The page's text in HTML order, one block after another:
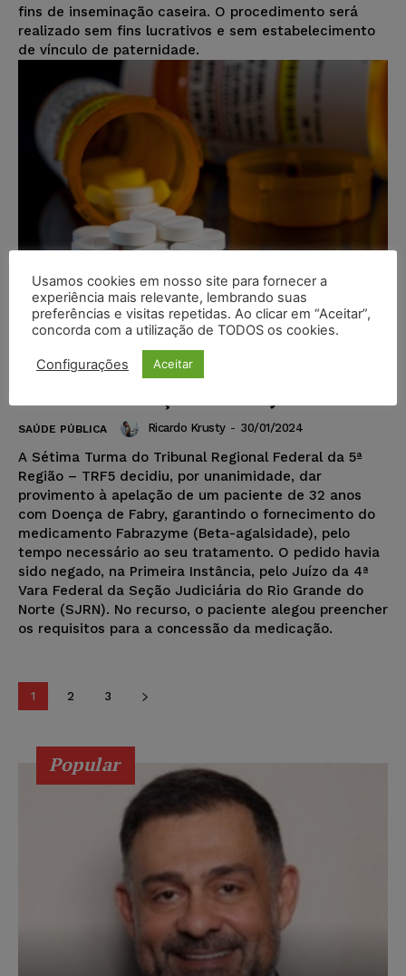
fins de inseminação caseira. O procedimento será
realizado sem fins lucrativos e sem estabelecimento
de vínculo de paternidade.
TRF5 garante fornecimento de
medicamento para paciente do
SAÚDE PÚBLICA Ricardo Krusty - 30/01/2024
A Sétima Turma do Tribunal Regional Federal da 5ª
Região – TRF5 decidiu, por unanimidade, dar
provimento à apelação de um paciente de 32 anos
com Doença de Fabry, garantindo o fornecimento do
medicamento Fabrazyme (Beta-agalsidade), pelo
tempo necessário ao seu tratamento. O pedido havia
sido negado, na Primeira Instância, pelo Juízo da 4ª
Vara Federal da Seção Judiciária do Rio Grande do
Norte (SJRN). No recurso, o paciente alegou preencher
os requisitos para a concessão da medicação.
1 2 3
Popular
Usamos cookies em nosso site para fornecer a
experiência mais relevante, lembrando suas
preferências e visitas repetidas. Ao clicar em “Aceitar”,
concorda com a utilização de TODOS os cookies.
Configurações Aceitar